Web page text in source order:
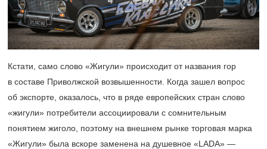
Кстати, само слово «Жигули» происходит от названия гор
в составе Приволжской возвышенности. Когда зашел вопрос
об экспорте, оказалось, что в ряде европейских стран слово
«жигули» потребители ассоциировали с сомнительным
понятием жиголо, поэтому на внешнем рынке торговая марка
«Жигули» была вскоре заменена на душевное «LADA» —